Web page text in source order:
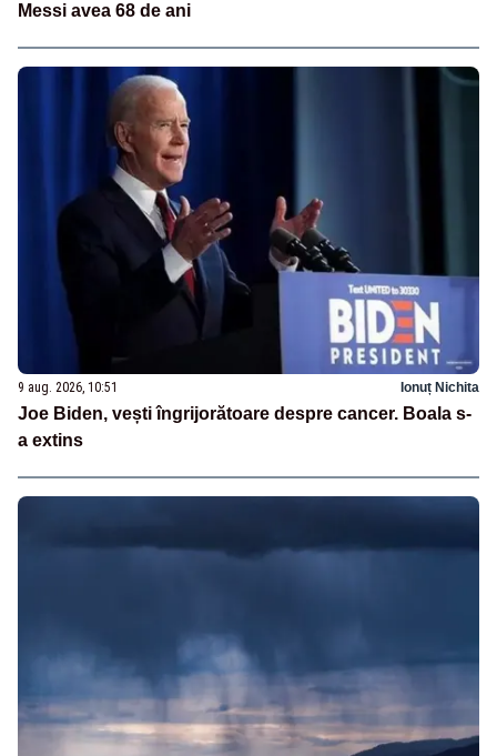
Messi avea 68 de ani
9 aug. 2026, 10:51 Ionuț Nichita
Joe Biden, vești îngrijorătoare despre cancer. Boala s-
a extins